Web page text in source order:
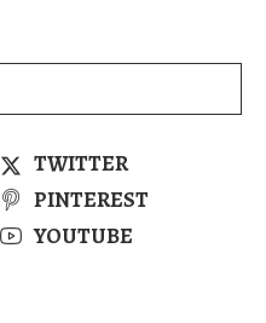
TWITTER
PINTEREST
YOUTUBE